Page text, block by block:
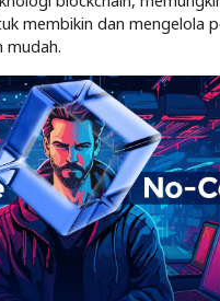
membikin dan mengelola
mudah.